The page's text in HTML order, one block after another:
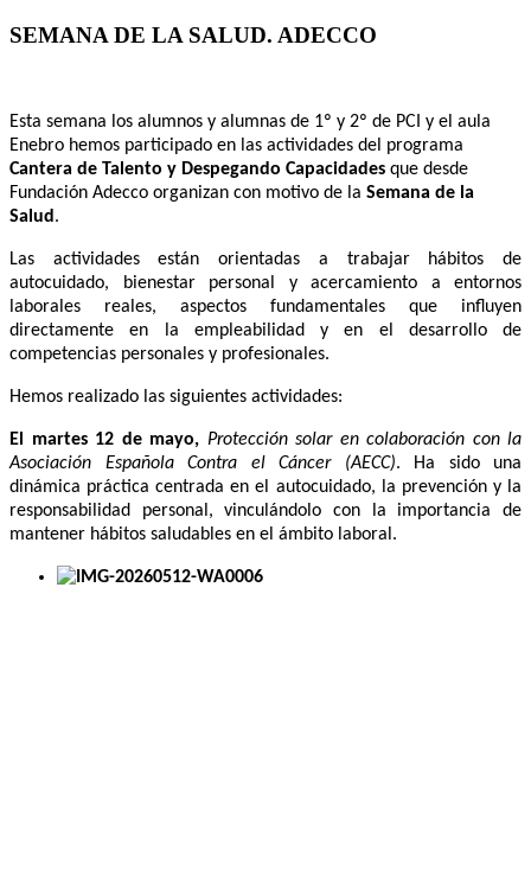
SEMANA DE LA SALUD. ADECCO
Esta semana los alumnos y alumnas de 1º y 2º de PCI y el aula
Enebro hemos participado en las actividades del programa
Cantera de Talento y Despegando Capacidades que desde
Fundación Adecco organizan con motivo de la Semana de la
Salud.
Las actividades están orientadas a trabajar hábitos de
autocuidado, bienestar personal y acercamiento a entornos
laborales reales, aspectos fundamentales que influyen
directamente en la empleabilidad y en el desarrollo de
competencias personales y profesionales.
Hemos realizado las siguientes actividades:
El martes 12 de mayo, Protección solar en colaboración con la
Asociación Española Contra el Cáncer (AECC). Ha sido una
dinámica práctica centrada en el autocuidado, la prevención y la
responsabilidad personal, vinculándolo con la importancia de
mantener hábitos saludables en el ámbito laboral.